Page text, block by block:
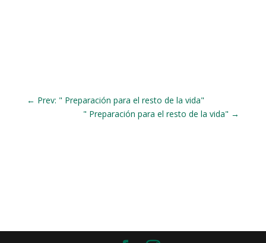
← Prev: " Preparación para el resto de la vida"
" Preparación para el resto de la vida" →